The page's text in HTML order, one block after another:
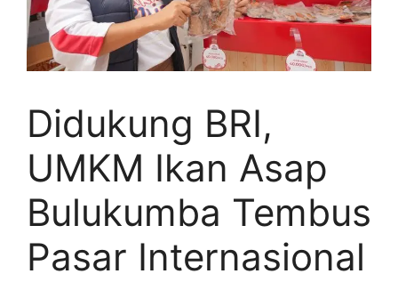
Didukung BRI,
UMKM Ikan Asap
Bulukumba Tembus
Pasar Internasional